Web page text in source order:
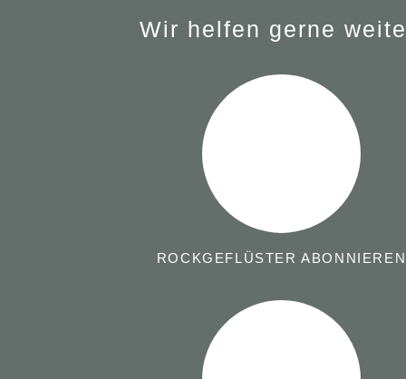
Wir helfen gerne
ROCKGEFLÜSTER ABONNIEREN